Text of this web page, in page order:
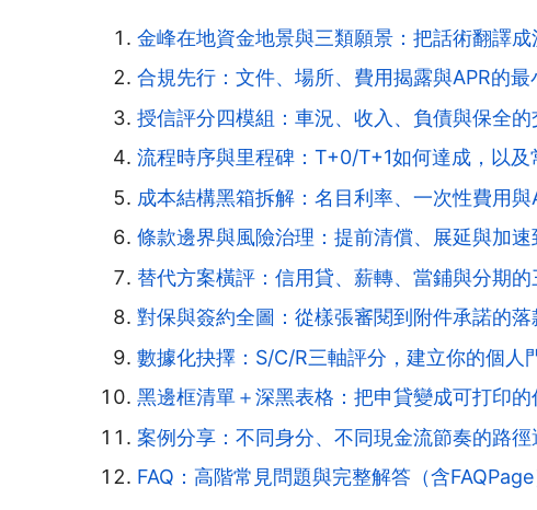
金峰在地資金地景與三類願景：把話術翻譯成
合規先行：文件、場所、費用揭露與APR的最
授信評分四模組：車況、收入、負債與保全的
流程時序與里程碑：T+0/T+1如何達成，以及
成本結構黑箱拆解：名目利率、一次性費用與
條款邊界與風險治理：提前清償、展延與加
替代方案橫評：信用貸、薪轉、當鋪與分期的
對保與簽約全圖：從樣張審閱到附件承諾的落
數據化抉擇：S/C/R三軸評分，建立你的個人
黑邊框清單＋深黑表格：把申貸變成可打印的
案例分享：不同身分、不同現金流節奏的路徑
FAQ：高階常見問題與完整解答（含FAQPage